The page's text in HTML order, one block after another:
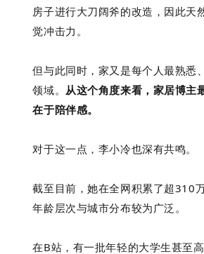
房子进行大刀阔斧的改造，因此天
觉冲击力。
但与此同时，家又是每个人最熟悉
领域。从这个角度来看，家居博主
在于陪伴感。
对于这一点，李小冷也深有共鸣。
截至目前，她在全网积累了超310
年龄层次与城市分布较为广泛。
在B站，有一批年轻的大学生甚至